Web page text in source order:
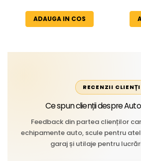
Aplicații Vânzare la Metru
Liniar
ADAUGA IN COS
RECENZII CLIENȚI
Ce spun clienții despre
Feedback din partea clienților
echipamente auto, scule pentru
garaj și utilaje pentru